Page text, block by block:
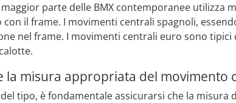
parte delle BMX contemporanee utilizza
con il frame. I movimenti centrali spagnoli,
nel frame. I movimenti centrali euro sono
la misura appropriata del movimento
tipo, è fondamentale assicurarsi che la